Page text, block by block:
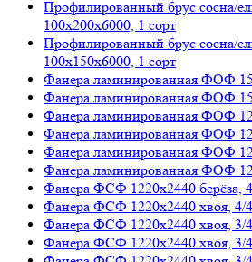
Профилированный брус сосна/
100х200х6000, 1 сорт
Профилированный брус сосна/
100х150х6000, 1 сорт
Фанера ламинированная ФОФ
Фанера ламинированная ФОФ
Фанера ламинированная ФОФ
Фанера ламинированная ФОФ
Фанера ламинированная ФОФ
Фанера ламинированная ФОФ
Фанера ФСФ 1220х2440 берёза,
Фанера ФСФ 1220х2440 хвоя,
Фанера ФСФ 1220х2440 хвоя, 3/
Фанера ФСФ 1220х2440 хвоя, 3/